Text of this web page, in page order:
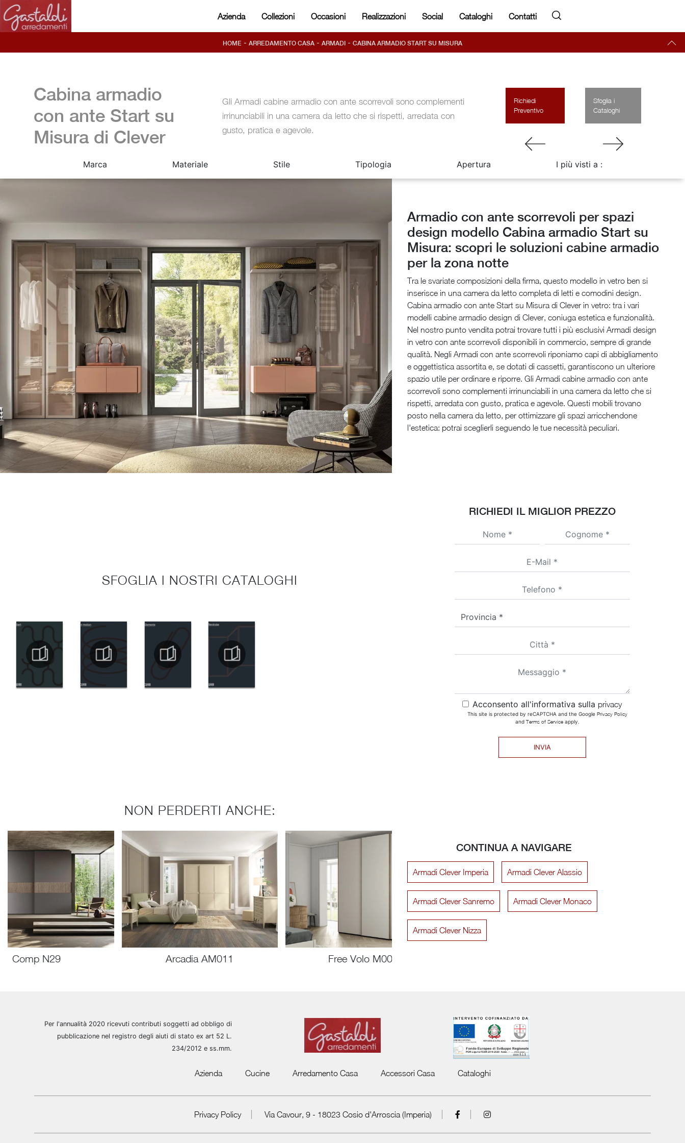
Azienda Collezioni Occasioni Realizzazioni Social Cataloghi Contatti
HOME - ARREDAMENTO CASA - ARMADI - CABINA ARMADIO START SU MISURA
Cabina armadio
con ante Start su
Misura di Clever
Gli Armadi cabine armadio con ante scorrevoli sono complementi
irrinunciabili in una camera da letto che si rispetti, arredata con
gusto, pratica e agevole.
Richiedi
Preventivo
Sfoglia i
Cataloghi
Marca Materiale Stile Tipologia Apertura I più visti a :
Armadio con ante scorrevoli per spazi
design modello Cabina armadio Start su
Misura: scopri le soluzioni cabine armadio
per la zona notte
Tra le svariate composizioni della firma, questo modello in vetro ben si
inserisce in una camera da letto completa di letti e comodini design.
Cabina armadio con ante Start su Misura di Clever in vetro: tra i vari
modelli cabine armadio design di Clever, coniuga estetica e funzionalità.
Nel nostro punto vendita potrai trovare tutti i più esclusivi Armadi design
in vetro con ante scorrevoli disponibili in commercio, sempre di grande
qualità. Negli Armadi con ante scorrevoli riponiamo capi di abbigliamento
e oggettistica assortita e, se dotati di cassetti, garantiscono un ulteriore
spazio utile per ordinare e riporre. Gli Armadi cabine armadio con ante
scorrevoli sono complementi irrinunciabili in una camera da letto che si
rispetti, arredata con gusto, pratica e agevole. Questi mobili trovano
posto nella camera da letto, per ottimizzare gli spazi arricchendone
l'estetica: potrai sceglierli seguendo le tue necessità peculiari.
SFOGLIA I NOSTRI CATALOGHI
RICHIEDI IL MIGLIOR PREZZO
Acconsento all'informativa sulla privacy
This site is protected by reCAPTCHA and the Google Privacy Policy
and Terms of Serviceapply.
INVIA
NON PERDERTI ANCHE:
Comp N29 Arcadia AM011 Free Volo M006
CONTINUA A NAVIGARE
Armadi Clever Imperia Armadi Clever Alassio
Armadi Clever Sanremo Armadi Clever Monaco
Armadi Clever Nizza
Per l'annualità 2020 ricevuti contributi soggetti ad obbligo di
pubblicazione nel registro degli aiuti di stato ex art 52 L.
234/2012 e ss.mm.
Azienda Cucine Arredamento Casa Accessori Casa Cataloghi
Privacy Policy Via Cavour, 9 - 18023 Cosio d'Arroscia (Imperia)